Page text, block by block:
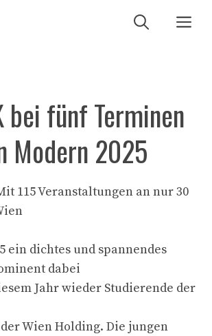
bei fünf Terminen
Modern 2025
115 Veranstaltungen an nur 30
ein dichtes und spannendes
dabei
Jahr wieder Studierende der
Wien Holding. Die jungen